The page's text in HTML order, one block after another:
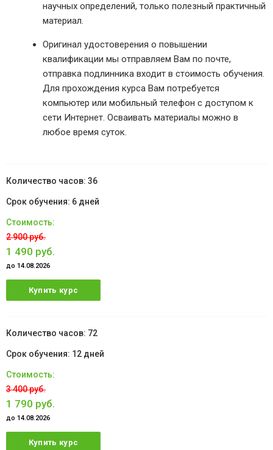
научных определений, только полезный практичный
материал.
Оригинал удостоверения о повышении
квалификации мы отправляем Вам по почте,
отправка подлинника входит в стоимость обучения.
Для прохождения курса Вам потребуется
компьютер или мобильный телефон с доступом к
сети Интернет. Осваивать материалы можно в
любое время суток.
36
6 дней
2 900 руб.
1 490 руб.
до 14.08.2026
Купить курс
72
12 дней
3 400 руб.
1 790 руб.
до 14.08.2026
Купить курс